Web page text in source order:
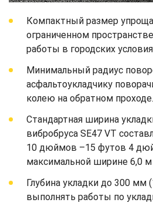
Компактный размер
ограниченном
работы в городских
Минимальный радиус
асфальтоукладчику
колею на обратном проходе.
Стандартная ширина
вибробруса SE47 VT
10 дюймов –15 футов 4
максимальной ширине 6,0
Глубина укладки до 300
выполнять работы по